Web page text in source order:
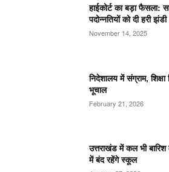
हाईकोर्ट का बड़ा फैसला:
पदोन्नतियों को दी हरी झंडी
November 14, 2025
निदेशालय में संग्राम,
भूचाल
February 21, 2026
उत्तराखंड में कल भी
में बंद रहेंगे स्कूल